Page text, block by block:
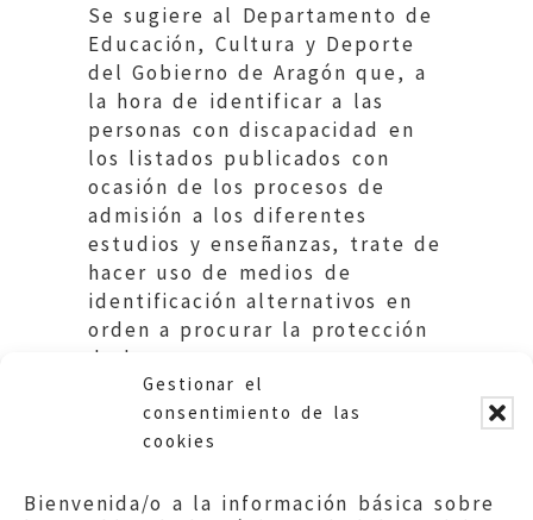
Gestionar el
consentimiento de las
cookies
Bienvenida/o a la información básica sobre
Se sugiere al Departamento de
Educación, Cultura y Deporte
del Gobierno de Aragón que, a
la hora de identificar a las
personas con discapacidad en
los listados publicados con
ocasión de los procesos de
admisión a los diferentes
estudios y enseñanzas, trate de
hacer uso de medios de
identificación alternativos en
orden a procurar la protección
de las personas con
discapacidad.